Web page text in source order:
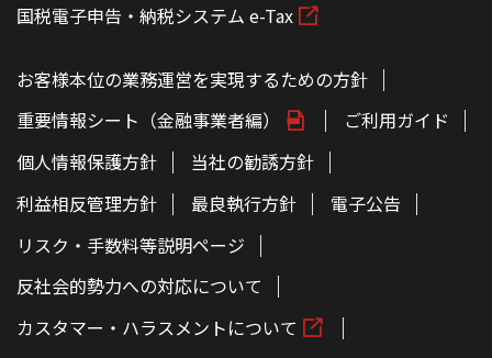
国税電子申告・納税システム e-Tax
お客様本位の業務運営を実現するための方針
重要情報シート（金融事業者編）
ご利用ガイド
個人情報保護方針
当社の勧誘方針
利益相反管理方針
最良執行方針
電子公告
リスク・手数料等説明ページ
反社会的勢力への対応について
カスタマー・ハラスメントについて